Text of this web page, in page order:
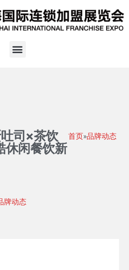
司×茶饮
休闲餐饮新
首页»品牌动态
牌动态